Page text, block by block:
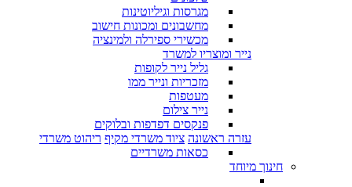
מגרסות וגיליוטינות
מחשבונים ומכונות חישוב
מכשירי ספירלה ולמינציה
נייר ומוצריו למשרד
גליל נייר לקופות
מזכריות ונייר ממו
מעטפות
נייר צילום
פנקסים דפדפות ובלוקים
עזרה ראשונה ציוד משרדי מקיף ריהוט משרדי
כסאות משרדיים
חינוך מיוחד